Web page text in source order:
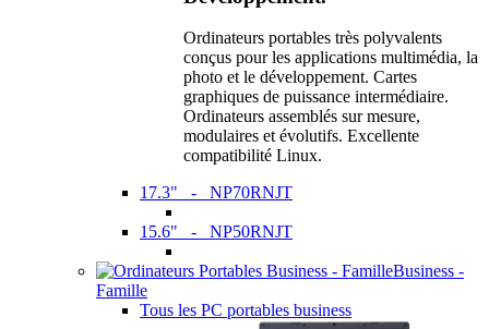
Ordinateurs portables très polyvalents
conçus pour les applications multimédia, la
photo et le développement. Cartes
graphiques de puissance intermédiaire.
Ordinateurs assemblés sur mesure,
modulaires et évolutifs. Excellente
compatibilité Linux.
17.3" - NP70RNJT
15.6" - NP50RNJT
Business -
Famille
Tous les PC portables business